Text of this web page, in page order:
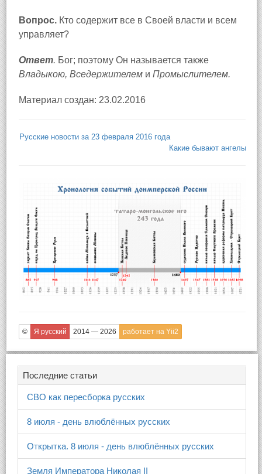
Вопрос. Кто содержит все в Своей власти и всем
управляет?
Ответ. Бог; поэтому Он называется также
Владыкою, Вседержителем и Промыслителем.
Материал создан: 23.02.2016
Русские новости за 23 февраля 2016 года
Какие бывают ангелы
© Я русский 2014 — 2026 работает на Yii2
Последние статьи
СВО как пересборка русских
8 июля - день влюблённых русских
Открытка. 8 июля - день влюблённых русских
Земля Императора Николая II